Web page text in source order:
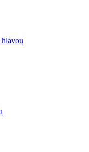
hlavou